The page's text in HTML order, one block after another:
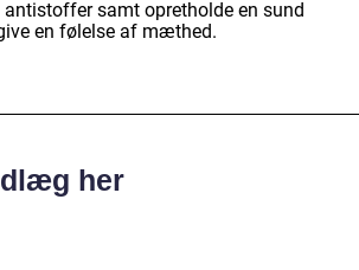
samt opretholde en sund
en følelse af mæthed.
her